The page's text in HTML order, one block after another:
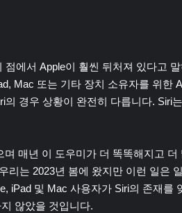
에서 Apple이 훨씬 뒤처져 있다고
Mac 또는 기타 장치 소유자를 위한
경우 상황이 완전히 다릅니다. Siri
매년 이 도우미가 더 똑똑해지고 더
리는 2023년 봄에 왔지만 이런 일은
iPad 및 Mac 사용자가 Siri의 존재를
않았을 것입니다.